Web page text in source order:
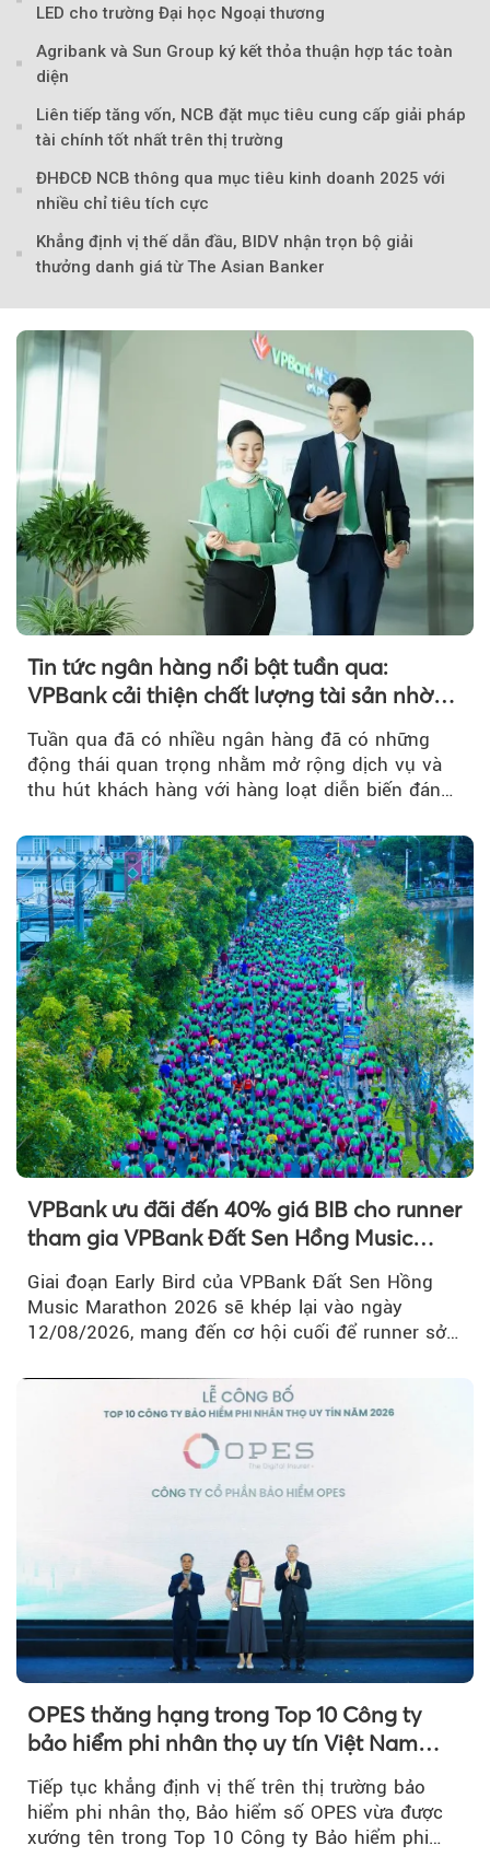
LED cho trường Đại học Ngoại thương
Agribank và Sun Group ký kết thỏa thuận hợp tác toàn
diện
Liên tiếp tăng vốn, NCB đặt mục tiêu cung cấp giải pháp
tài chính tốt nhất trên thị trường
ĐHĐCĐ NCB thông qua mục tiêu kinh doanh 2025 với
nhiều chỉ tiêu tích cực
Khẳng định vị thế dẫn đầu, BIDV nhận trọn bộ giải
thưởng danh giá từ The Asian Banker
Tin tức ngân hàng nổi bật tuần qua:
VPBank cải thiện chất lượng tài sản nhờ
quản trị rủi ro và công nghệ
Tuần qua đã có nhiều ngân hàng đã có những
động thái quan trọng nhằm mở rộng dịch vụ và
thu hút khách hàng với hàng loạt diễn biến đáng
VPBank ưu đãi đến 40% giá BIB cho runner
tham gia VPBank Đất Sen Hồng Music
Giai đoạn Early Bird của VPBank Đất Sen Hồng
Music Marathon 2026 sẽ khép lại vào ngày
12/08/2026, mang đến cơ hội cuối để runner sở
OPES thăng hạng trong Top 10 Công ty
bảo hiểm phi nhân thọ uy tín Việt Nam
Tiếp tục khẳng định vị thế trên thị trường bảo
hiểm phi nhân thọ, Bảo hiểm số OPES vừa được
xướng tên trong Top 10 Công ty Bảo hiểm phi